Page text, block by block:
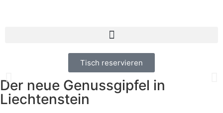
Tisch reservieren
Herzlich willkommen
im Restaurant Alpspitz, dem neuen Genussgipfel in
Tisch reservieren
Der neue Genussgipfel in
Liechtenstein